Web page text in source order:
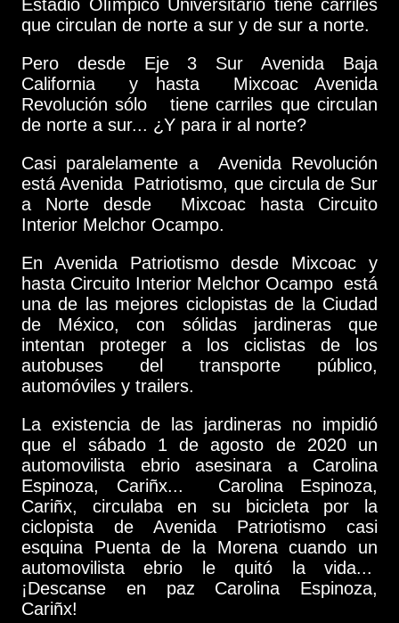
Estadio Olímpico Universitario tiene carriles
que circulan de norte a sur y de sur a norte.
Pero desde Eje 3 Sur Avenida Baja
California y hasta Mixcoac Avenida
Revolución sólo tiene carriles que circulan
de norte a sur... ¿Y para ir al norte?
Casi paralelamente a Avenida Revolución
está Avenida Patriotismo, que circula de Sur
a Norte desde Mixcoac hasta Circuito
Interior Melchor Ocampo.
En Avenida Patriotismo desde Mixcoac y
hasta Circuito Interior Melchor Ocampo está
una de las mejores ciclopistas de la Ciudad
de México, con sólidas jardineras que
intentan proteger a los ciclistas de los
autobuses del transporte público,
automóviles y trailers.
La existencia de las jardineras no impidió
que el sábado 1 de agosto de 2020 un
automovilista ebrio asesinara a Carolina
Espinoza, Cariñx... Carolina Espinoza,
Cariñx, circulaba en su bicicleta por la
ciclopista de Avenida Patriotismo casi
esquina Puenta de la Morena cuando un
automovilista ebrio le quitó la vida...
¡Descanse en paz Carolina Espinoza,
Cariñx!